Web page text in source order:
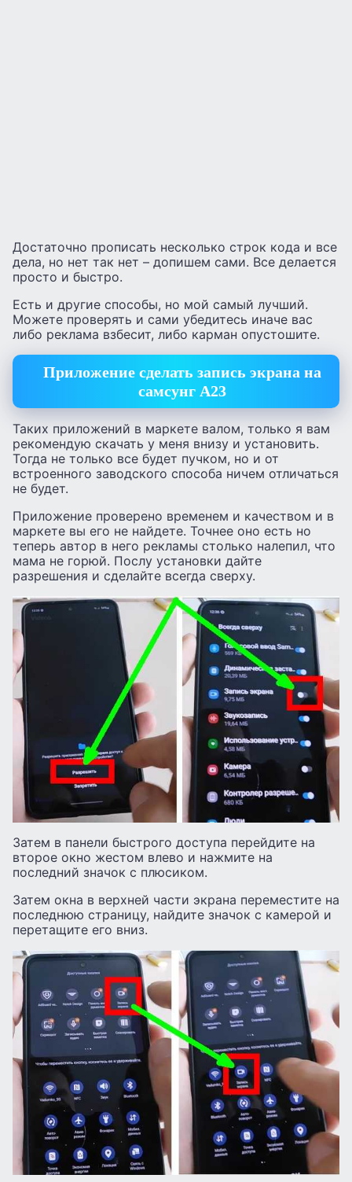
Достаточно прописать несколько строк кода и все
дела, но нет так нет – допишем сами. Все делается
просто и быстро.
Есть и другие способы, но мой самый лучший.
Можете проверять и сами убедитесь иначе вас
либо реклама взбесит, либо карман опустошите.
Приложение сделать запись экрана на
самсунг А23
Таких приложений в маркете валом, только я вам
рекомендую скачать у меня внизу и установить.
Тогда не только все будет пучком, но и от
встроенного заводского способа ничем отличаться
не будет.
Приложение проверено временем и качеством и в
маркете вы его не найдете. Точнее оно есть но
теперь автор в него рекламы столько налепил, что
мама не горюй. Послу установки дайте
разрешения и сделайте всегда сверху.
Затем в панели быстрого доступа перейдите на
второе окно жестом влево и нажмите на
последний значок с плюсиком.
Затем окна в верхней части экрана переместите на
последнюю страницу, найдите значок с камерой и
перетащите его вниз.